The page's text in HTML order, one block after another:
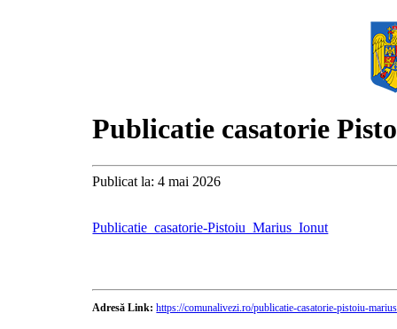
Publicatie casatorie
Publicat la: 4 mai 2026
Publicatie_casatorie-Pistoiu_Marius_Ionut
Adresă Link: https://comunalivezi.ro/publicatie-casatorie-pistoiu-